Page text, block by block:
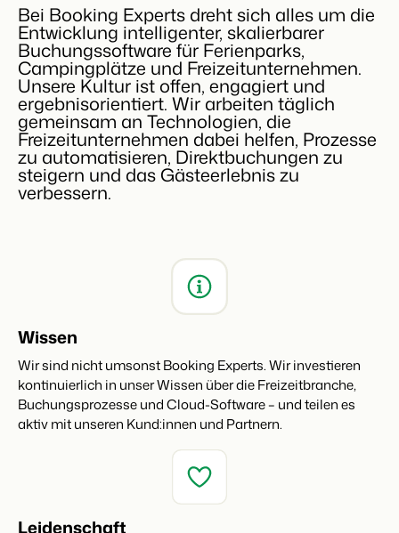
Bei Booking Experts dreht sich alles um die
Entwicklung intelligenter, skalierbarer
Buchungssoftware für Ferienparks,
Campingplätze und Freizeitunternehmen.
Unsere Kultur ist offen, engagiert und
ergebnisorientiert. Wir arbeiten täglich
gemeinsam an Technologien, die
Freizeitunternehmen dabei helfen, Prozesse
zu automatisieren, Direktbuchungen zu
steigern und das Gästeerlebnis zu
verbessern.
Wissen
Wir sind nicht umsonst Booking Experts. Wir investieren
kontinuierlich in unser Wissen über die Freizeitbranche,
Buchungsprozesse und Cloud-Software – und teilen es
aktiv mit unseren Kund:innen und Partnern.
Leidenschaft